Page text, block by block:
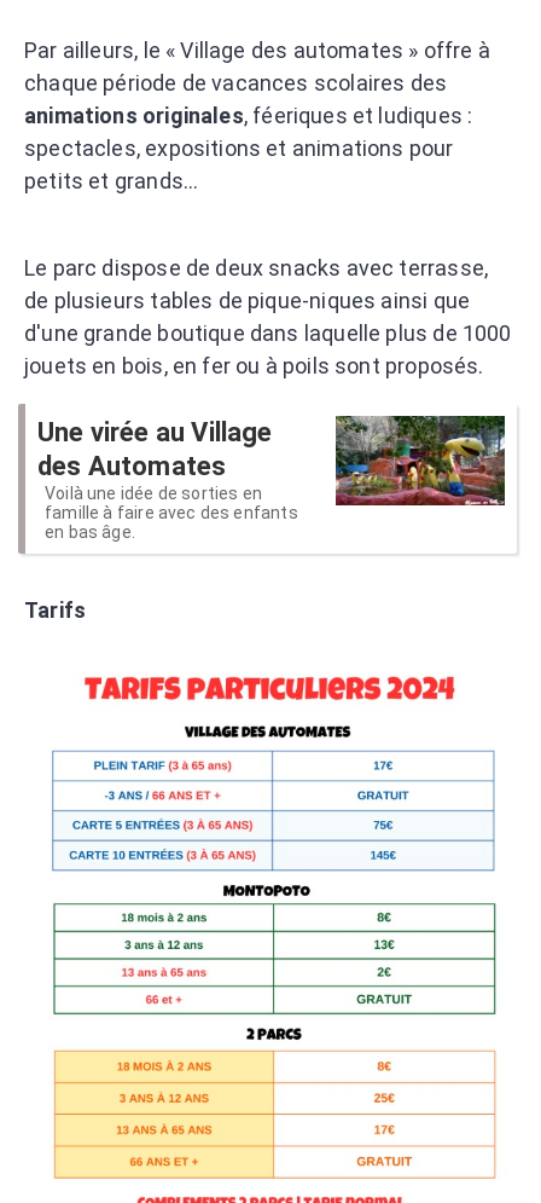
Par ailleurs, le « Village des automates » offre à
chaque période de vacances scolaires des
animations originales, féeriques et ludiques :
spectacles, expositions et animations pour
petits et grands...
Le parc dispose de deux snacks avec terrasse,
de plusieurs tables de pique-niques ainsi que
d'une grande boutique dans laquelle plus de 1000
jouets en bois, en fer ou à poils sont proposés.
Une virée au Village
des Automates
Voilà une idée de sorties en
famille à faire avec des enfants
en bas âge.
Tarifs